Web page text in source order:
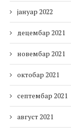
јануар 2022
децембар 2021
новембар 2021
октобар 2021
септембар 2021
август 2021